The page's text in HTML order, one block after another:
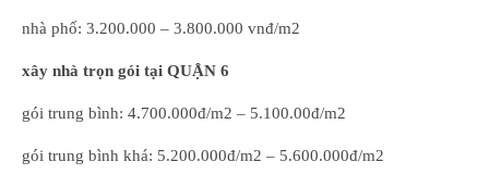
nhà phố: 3.200.000 – 3.800.000 vnđ/m2
xây nhà trọn gói tại QUẬN 6
gói trung bình: 4.700.000đ/m2 – 5.100.00đ/m2
gói trung bình khá: 5.200.000đ/m2 – 5.600.000đ/m2